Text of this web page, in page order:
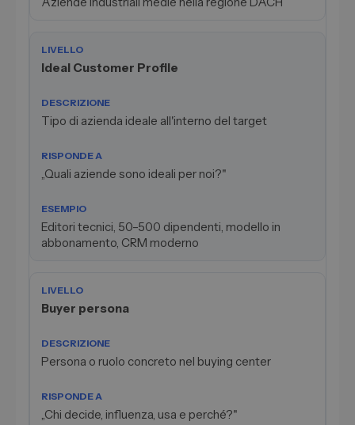
Ideal Customer Profile
Tipo di azienda ideale all'interno del target
„Quali aziende sono ideali per noi?"
Editori tecnici, 50–500 dipendenti, modello in
abbonamento, CRM moderno
Buyer persona
Persona o ruolo concreto nel buying center
„Chi decide, influenza, usa e perché?"